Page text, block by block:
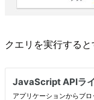
クエリを実行する